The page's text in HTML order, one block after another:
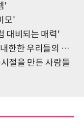
'
모'
대비되는 매력'
의 교복시절 쥬연들'
절을 만든 사람들